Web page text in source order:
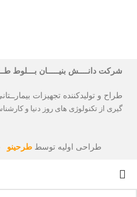
شرکت دانــــش بنیـــــان بـــلوط
طراح و تولیدکننده تجهیزات
گیری از تکنولوژی های روز دنیا و
طراحی اولیه توسط طرحینو